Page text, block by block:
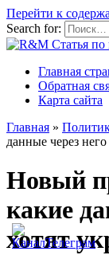
Перейти к
Search for:
Главная
Обратная
Карта сайта
Главная »
данные через него
Новый
какие
хотят